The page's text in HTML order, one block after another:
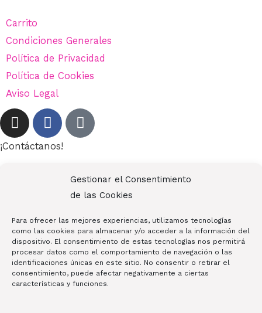
Gestionar el Consentimiento
de las Cookies
Para ofrecer las mejores experiencias, utilizamos tecnologías
como las cookies para almacenar y/o acceder a la información del
dispositivo. El consentimiento de estas tecnologías nos permitirá
procesar datos como el comportamiento de navegación o las
identificaciones únicas en este sitio. No consentir o retirar el
consentimiento, puede afectar negativamente a ciertas
características y funciones.
¡Contáctanos!
680 71 24 43
auratiendabelleza@gmail.com
Carrito
Condiciones Generales
Política de Privacidad
Política de Cookies
Aviso Legal
Copyright © 2026 AURA | Productos de Peluquería y